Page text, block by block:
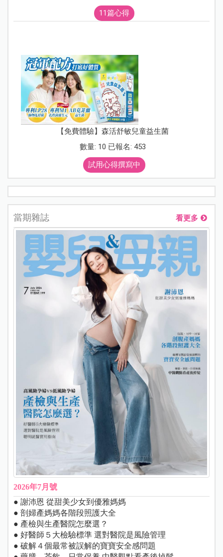
11篇心得
【免費體驗】森活舒敏兒童益生菌
數量: 10 已報名: 453
試用心得撰寫中
當期雜誌 看更多
2026年7月號
● 謝沛恩 從甜美少女到優雅媽媽
● 剖婦產媽媽各階段照護大全
● 產檢與生產醫院怎麼選？
● 好醫師５大檢驗標準 選對醫院是風險管理
● 破解４個最常被誤解的寶寶安全感問題